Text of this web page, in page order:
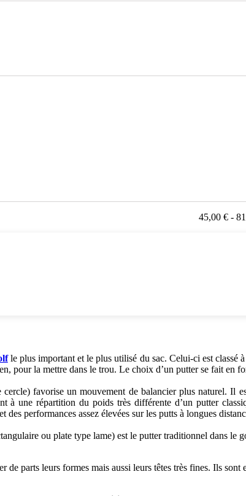
45,00 € -
le plus important et le plus utilisé du sac. Celui-ci est classé
pour la mettre dans le trou. Le choix d’un putter se fait en
favorise un mouvement de balancier plus naturel. Il
à une répartition du poids très différente d’un putter
performances assez élevées sur les putts à longues
ou plate type lame) est le putter traditionnel dans le
de parts leurs formes mais aussi leurs têtes très fines. Ils